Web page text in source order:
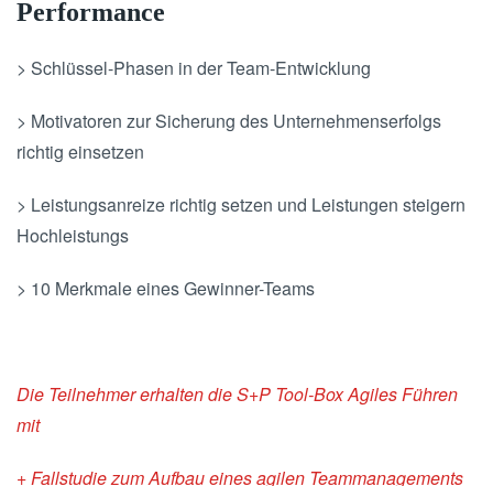
Performance
> Schlüssel-Phasen in der Team-Entwicklung
> Motivatoren zur Sicherung des Unternehmenserfolgs
richtig einsetzen
> Leistungsanreize richtig setzen und Leistungen steigern
Hochleistungs
> 10 Merkmale eines Gewinner-Teams
Die Teilnehmer erhalten die S+P Tool-Box Agiles Führen
mit
+ Fallstudie zum Aufbau eines agilen Teammanagements